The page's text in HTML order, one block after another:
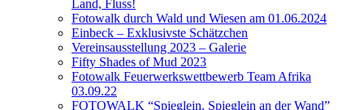
Land, Fluss!
Fotowalk durch Wald und Wiesen am 01.06.2024
Einbeck – Exklusivste Schätzchen
Vereinsausstellung 2023 – Galerie
Fifty Shades of Mud 2023
Fotowalk Feuerwerkswettbewerb Team Afrika
03.09.22
FOTOWALK “Spieglein, Spieglein an der Wand”